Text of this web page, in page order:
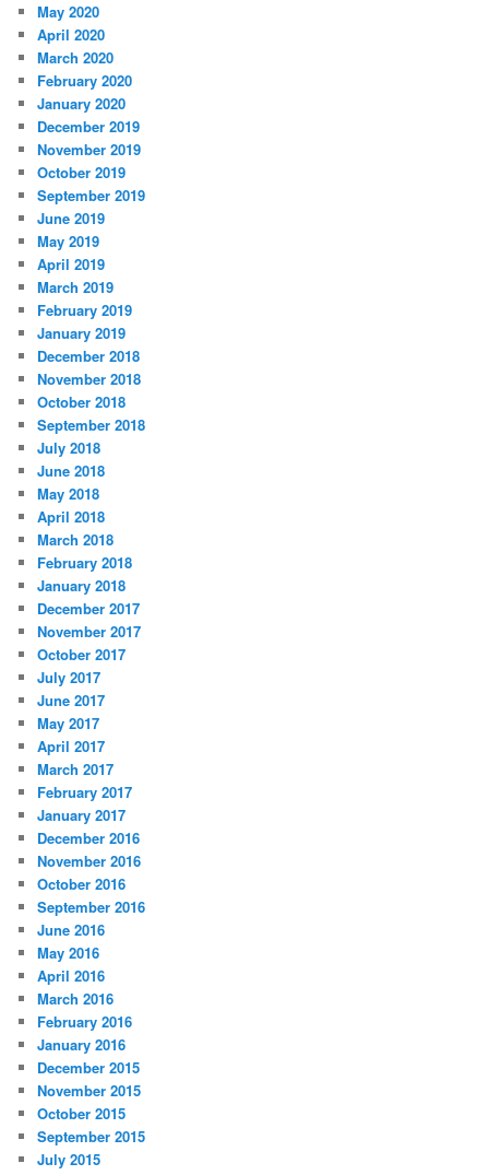
May 2020
April 2020
March 2020
February 2020
January 2020
December 2019
November 2019
October 2019
September 2019
June 2019
May 2019
April 2019
March 2019
February 2019
January 2019
December 2018
November 2018
October 2018
September 2018
July 2018
June 2018
May 2018
April 2018
March 2018
February 2018
January 2018
December 2017
November 2017
October 2017
July 2017
June 2017
May 2017
April 2017
March 2017
February 2017
January 2017
December 2016
November 2016
October 2016
September 2016
June 2016
May 2016
April 2016
March 2016
February 2016
January 2016
December 2015
November 2015
October 2015
September 2015
July 2015